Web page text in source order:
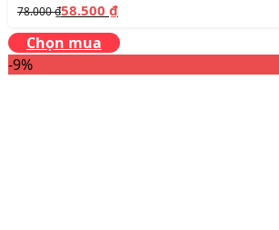
78.000₫58.500 ₫
Chọn mua
-9%